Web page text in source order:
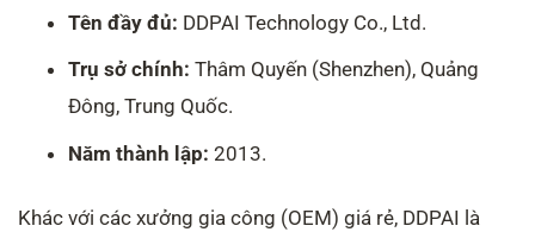
Tên đầy đủ: DDPAI Technology Co., Ltd.
Trụ sở chính: Thâm Quyến (Shenzhen), Quảng
Đông, Trung Quốc.
Năm thành lập: 2013.
Khác với các xưởng gia công (OEM) giá rẻ, DDPAI là